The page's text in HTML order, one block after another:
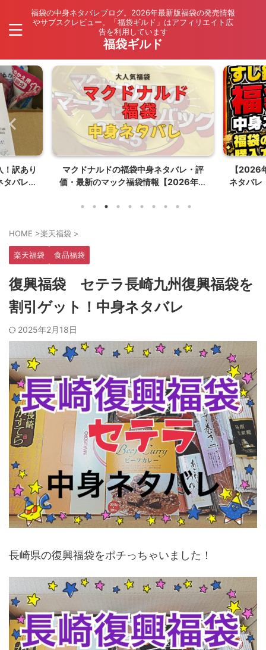
福袋の中身ネタバレブログ。2026年最新版福袋の発売情報
やサブスクレビュー。「福袋ギルド」はアフィリエイト広
告を利用しています
福袋ギルド
訳あり
タバレ
マクドナルドの福袋中身ネタバレ・評
価・最新のマック福袋情報【2026年夏
【2026
ネタバレ
HOME >楽天福袋 >
楽天福袋 食品福袋
復興福袋 セテラ長崎九州復興福袋を
割引ゲット！中身ネタバレ
2025年2月18日
長崎県の復興福袋をポチっちゃいました！